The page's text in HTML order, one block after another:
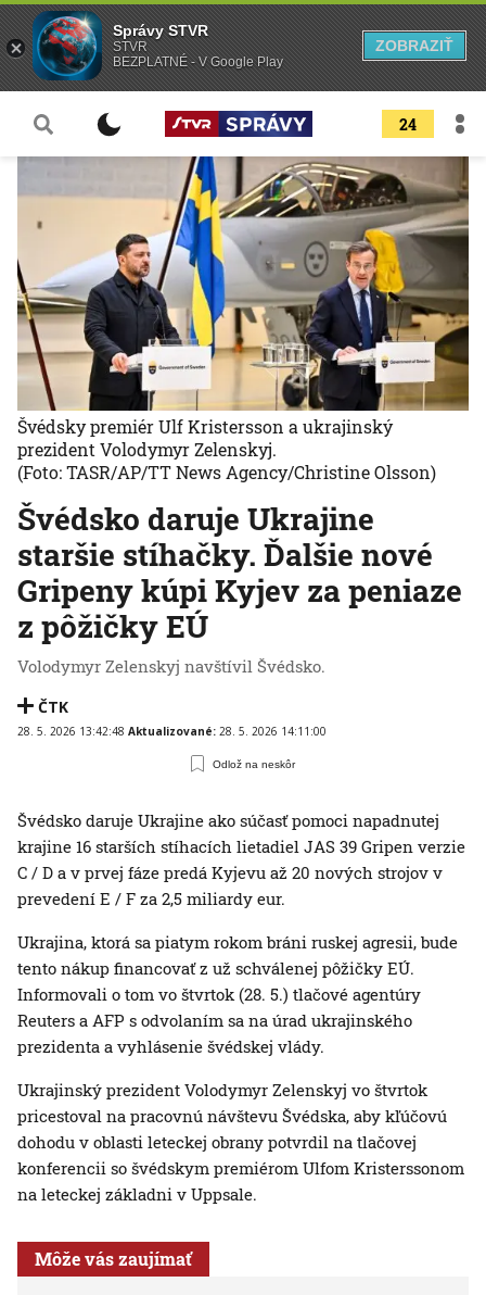
24
Švédsko daruje Ukrajine
staršie stíhačky. Ďalšie nové
Gripeny kúpi Kyjev za peniaze
z pôžičky EÚ
Volodymyr Zelenskyj navštívil Švédsko.
ČTK
28. 5. 2026 13:42:48 Aktualizované: 28. 5. 2026 14:11:00
Odlož na neskôr
Švédsky premiér Ulf Kristersson a ukrajinský
prezident Volodymyr Zelenskyj.
(Foto: TASR/AP/TT News Agency/Christine Olsson)
Švédsko daruje Ukrajine ako súčasť pomoci napadnutej
krajine 16 starších stíhacích lietadiel JAS 39 Gripen verzie
C / D a v prvej fáze predá Kyjevu až 20 nových strojov v
prevedení E / F za 2,5 miliardy eur.
Ukrajina, ktorá sa piatym rokom bráni ruskej agresii, bude
tento nákup financovať z už schválenej pôžičky EÚ.
Informovali o tom vo štvrtok (28. 5.) tlačové agentúry
Reuters a AFP s odvolaním sa na úrad ukrajinského
prezidenta a vyhlásenie švédskej vlády.
Ukrajinský prezident Volodymyr Zelenskyj vo štvrtok
pricestoval na pracovnú návštevu Švédska, aby kľúčovú
dohodu v oblasti leteckej obrany potvrdil na tlačovej
konferencii so švédskym premiérom Ulfom Kristerssonom
na leteckej základni v Uppsale.
Môže vás zaujímať
Správy STVR
STVR
BEZPLATNÉ - V Google Play
ZOBRAZIŤ